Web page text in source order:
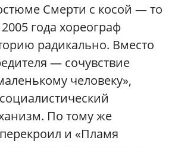
Смерти с косой — то
года хореограф
радикально. Вместо
— сочувствие
человеку»,
По тому же
и «Пламя